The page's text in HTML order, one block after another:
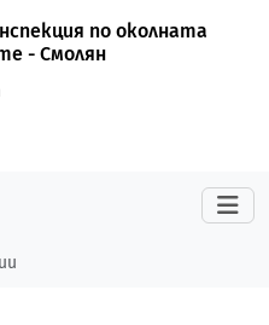
по околната
- Смолян